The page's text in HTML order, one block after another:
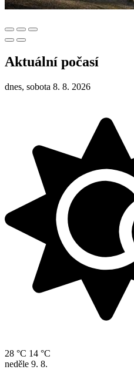
Aktuální počasí
dnes, sobota 8. 8. 2026
28 °C 14 °C
neděle 9. 8.